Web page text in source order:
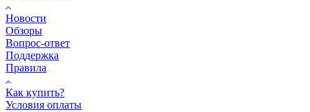
Новости
Обзоры
Вопрос-ответ
Поддержка
Правила
Как купить?
Условия оплаты